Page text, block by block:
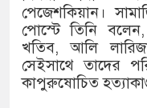
পেজেশকিয়ান।
পোস্টে তিনি
খতিব, আলি
সেইসাথে তাদের
কাপুরুষোচিত